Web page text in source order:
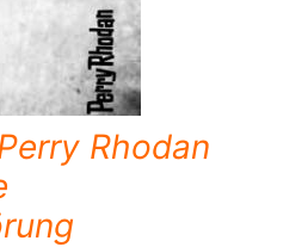
Rhodan